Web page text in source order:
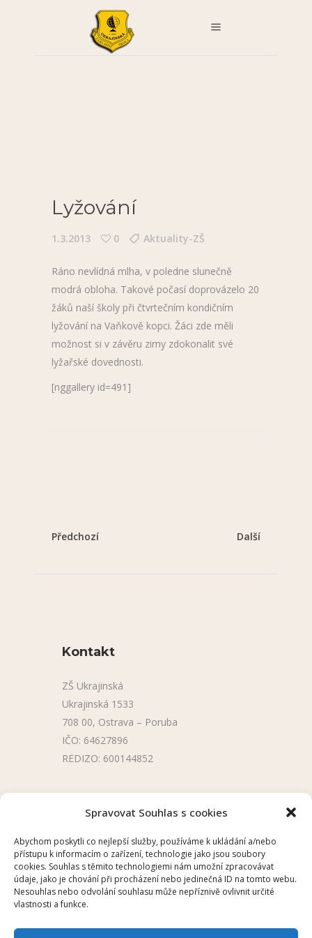
Spravovat Souhlas s cookies
Abychom poskytli co nejlepší služby, používáme k ukládání a/nebo
přístupu k informacím o zařízení, technologie jako jsou soubory
cookies. Souhlas s těmito technologiemi nám umožní zpracovávat
údaje, jako je chování při procházení nebo jedinečná ID na tomto webu.
Nesouhlas nebo odvolání souhlasu může nepříznivě ovlivnit určité
vlastnosti a funkce.
Lyžování
1.3.2013 0 Aktuality-ZŠ
Ráno nevlídná mlha, v poledne slunečně
modrá obloha. Takové počasí doprovázelo 20
žáků naší školy při čtvrtečním kondičním
lyžování na Vaňkově kopci. Žáci zde měli
možnost si v závěru zimy zdokonalit své
lyžařské dovednosti.
[nggallery id=491]
Předchozí Další
Kontakt
ZŠ Ukrajinská
Ukrajinská 1533
708 00, Ostrava – Poruba
IČO: 64627896
REDIZO: 600144852
Úřední deska
Školní aplikace